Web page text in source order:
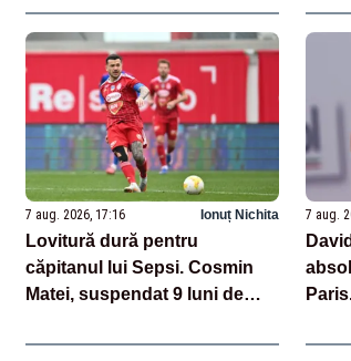
7 aug. 2026, 17:16 Ionuț Nichita
Lovitură dură pentru
căpitanul lui Sepsi. Cosmin
Matei, suspendat 9 luni de
7 aug.